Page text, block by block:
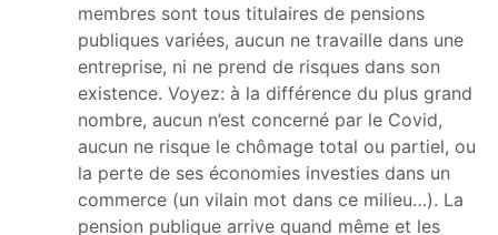
membres sont tous titulaires de pensions
publiques variées, aucun ne travaille dans une
entreprise, ni ne prend de risques dans son
existence. Voyez: à la différence du plus grand
nombre, aucun n’est concerné par le Covid,
aucun ne risque le chômage total ou partiel, ou
la perte de ses économies investies dans un
commerce (un vilain mot dans ce milieu…). La
pension publique arrive quand même et les